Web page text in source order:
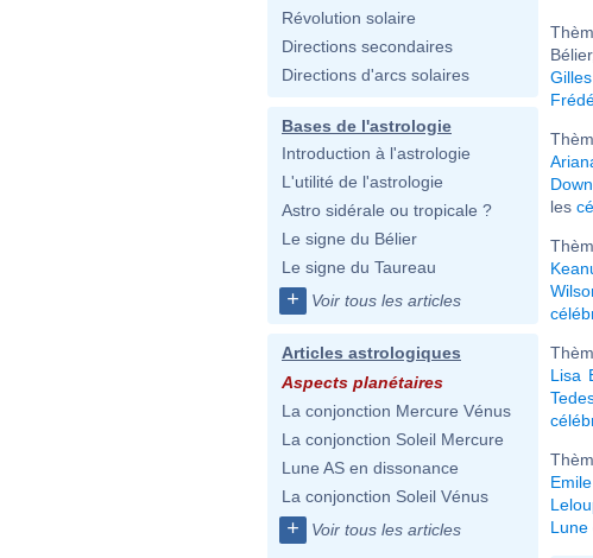
Révolution solaire
Directions secondaires
Directions d'arcs solaires
Bases de l'astrologie
Introduction à l'astrologie
L'utilité de l'astrologie
Astro sidérale ou tropicale ?
Le signe du Bélier
Le signe du Taureau
+ Voir tous les articles
Articles astrologiques
Aspects planétaires
La conjonction Mercure Vénus
La conjonction Soleil Mercure
Lune AS en dissonance
La conjonction Soleil Vénus
+ Voir tous les articles
les
Lisa
Lune